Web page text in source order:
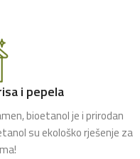
i pepela
bioetanol je i prirodan
su ekološko rješenje za